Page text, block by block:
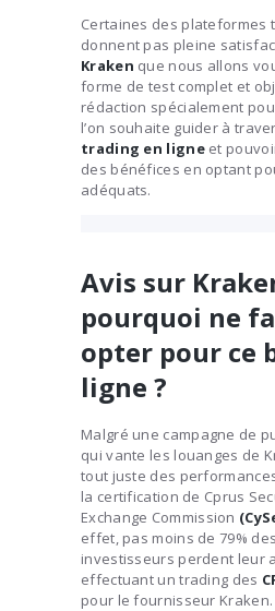
Certaines des plateformes
donnent pas pleine
Kraken que nous allons
forme de test complet et
rédaction spécialement
l’on souhaite guider à
trading en ligneet
des bénéfices en optant
adéquats.
Avis sur
pourquoi ne
opter pour ce
ligne ?
Malgré une campagne de
qui vante les louanges de
tout juste des
la certification de Cprus
Exchange Commission
effet, pas moins de 79%
investisseurs perdent leur
effectuant un trading des
pour le fournisseur Kraken.